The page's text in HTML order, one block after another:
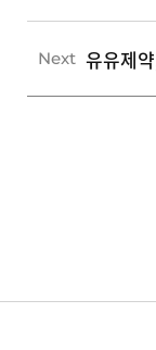
Next